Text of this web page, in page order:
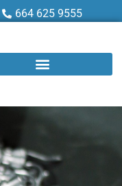
664 625 9555